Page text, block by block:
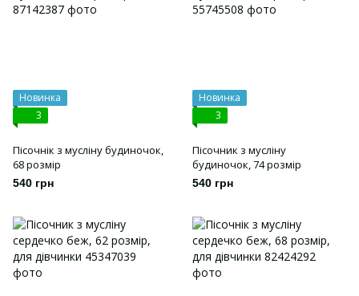
Новинка
3
Пісочнік з мусліну будиночок,
68 розмір
540 грн
Новинка
3
Пісочник з мусліну
будиночок, 74 розмір
540 грн